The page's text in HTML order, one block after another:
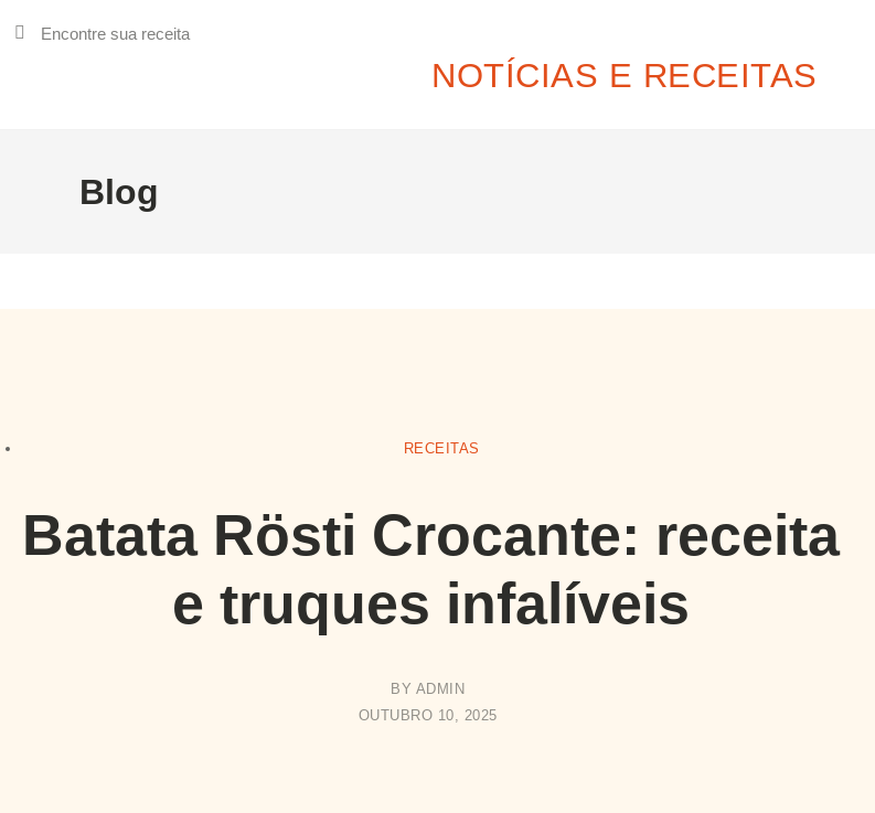
NOTÍCIAS E RECEITAS
Blog
RECEITAS
Batata Rösti Crocante: receita
e truques infalíveis
BY ADMIN
OUTUBRO 10, 2025